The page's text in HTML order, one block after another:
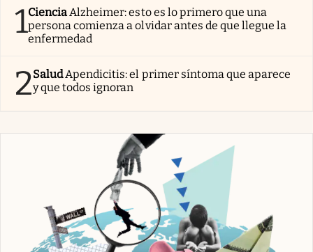
1CienciaAlzheimer: esto es lo primero que una
persona comienza a olvidar antes de que llegue la
enfermedad
2SaludApendicitis: el primer síntoma que aparece
y que todos ignoran